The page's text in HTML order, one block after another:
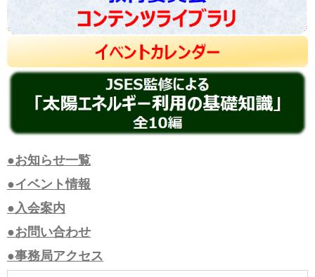
●お知らせ一覧
●イベント情報
●入会案内
●お問い合わせ
●事務局アクセス